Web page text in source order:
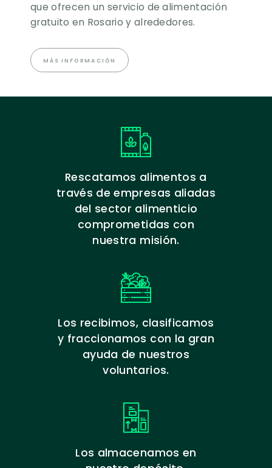
que ofrecen un servicio de alimentación
gratuito en Rosario y alrededores.
MÁS INFORMACIÓN
Rescatamos alimentos a
través de empresas aliadas
del sector alimenticio
comprometidas con
nuestra misión.
Los recibimos, clasificamos
y fraccionamos con la gran
ayuda de nuestros
voluntarios.
Los almacenamos en